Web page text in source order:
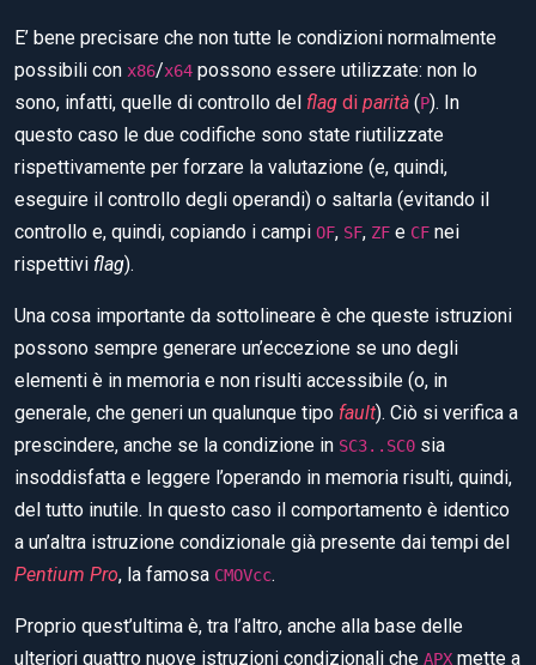
E’ bene precisare che non tutte le condizioni normalmente
possibili con x86/x64 possono essere utilizzate: non lo
sono, infatti, quelle di controllo del flag di parità (P). In
questo caso le due codifiche sono state riutilizzate
rispettivamente per forzare la valutazione (e, quindi,
eseguire il controllo degli operandi) o saltarla (evitando il
controllo e, quindi, copiando i campi OF, SF, ZF e CF nei
rispettivi flag).
Una cosa importante da sottolineare è che queste istruzioni
possono sempre generare un’eccezione se uno degli
elementi è in memoria e non risulti accessibile (o, in
generale, che generi un qualunque tipo fault). Ciò si verifica a
prescindere, anche se la condizione in SC3..SC0 sia
insoddisfatta e leggere l’operando in memoria risulti, quindi,
del tutto inutile. In questo caso il comportamento è identico
a un’altra istruzione condizionale già presente dai tempi del
Pentium Pro, la famosa CMOVcc.
Proprio quest’ultima è, tra l’altro, anche alla base delle
ulteriori quattro nuove istruzioni condizionali che APX mette a